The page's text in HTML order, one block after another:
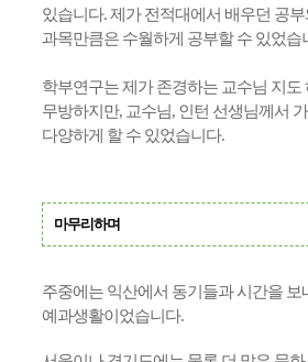
있습니다. 제가 전적대에서 배우던 공
과목만큼은 수월하게 공부할 수 있었습
학부연구는 제가 존경하는 교수님 지
무방하지만, 교수님, 인턴 선생님께서
다양하게 할 수 있었습니다.
마무리하며
주중에는 익산에서 동기들과 시간을
예과생활이었습니다.